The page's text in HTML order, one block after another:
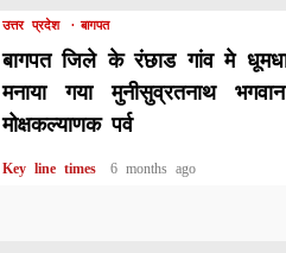
उत्तर प्रदेश बागपत
बागपत जिले के रंछाड गांव मे
मनाया गया मुनीसुव्रतनाथ
मोक्षकल्याणक पर्व
Key line times 6 months ago